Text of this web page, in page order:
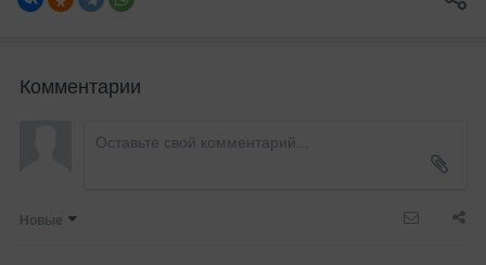
Комментарии
Новые